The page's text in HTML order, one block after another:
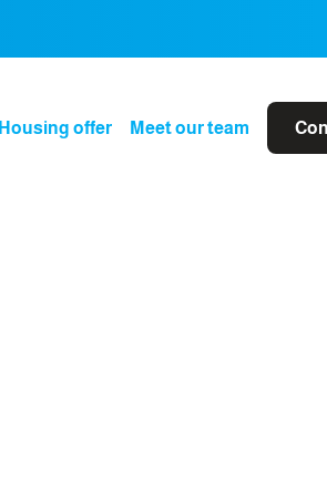
Housing offer Meet our team